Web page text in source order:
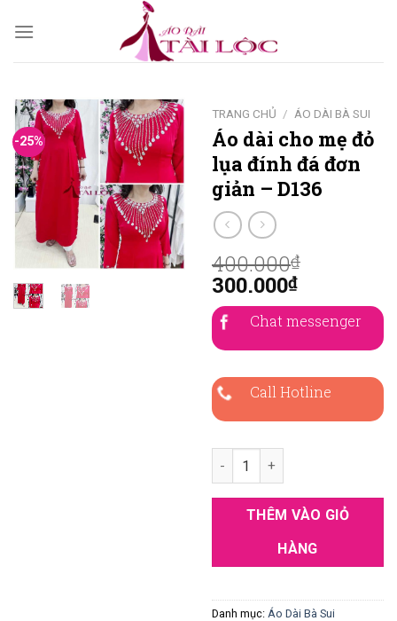
-25%
TRANG CHỦ / ÁO DÀI BÀ SUI
Áo dài cho mẹ đỏ
lụa đính đá đơn
giản – D136
400.000₫
300.000₫
Chat messenger
Call Hotline
Áo dài cho mẹ đỏ lụa đính đá
THÊM VÀO GIỎ
HÀNG
Danh mục: Áo Dài Bà Sui